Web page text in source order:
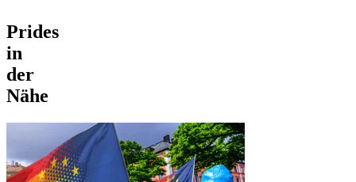
Prides
in
der
Nähe